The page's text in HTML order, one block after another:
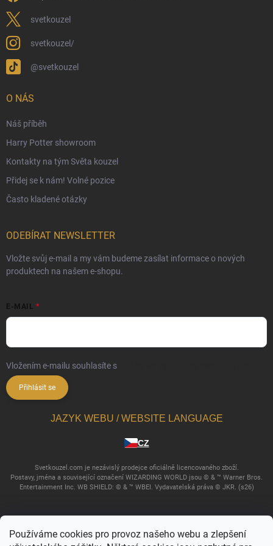
Používáme cookies pro provoz našeho webu a zlepšení
Velkoobchod
Ekologické balení objednávek
Podmínky ochrany osobních údajů
Ochranné známky a autorská práva
svetkouzel
svetkouzel/
@svetkouzel
O NÁS
Náš příběh
Harry Potter showroom
Kontakty na tým Světa kouzel
Přidej se k nám! Volné pozice
Často kladené otázky
ODEBÍRAT NEWSLETTER
Vložte svůj e-mail a my vám budeme zasílat informace o nových
produktech na našem e-shopu.
E-MAIL
Vložením e-mailu souhlasíte s
Přihlásit se
JAZYK WEBU / WEBSITE LANGUAGE
CZ
Svetkouzel.com je nezávislý prodejce oficiálně licencovaného zboží.
Postavy, jména a související označení WIZARDING WORLD jsou © & ™ Warner Bros.
Entertainment Inc. WB SHIELD: © & ™ WBEI. Vydavatelská práva © JKR. (s26)